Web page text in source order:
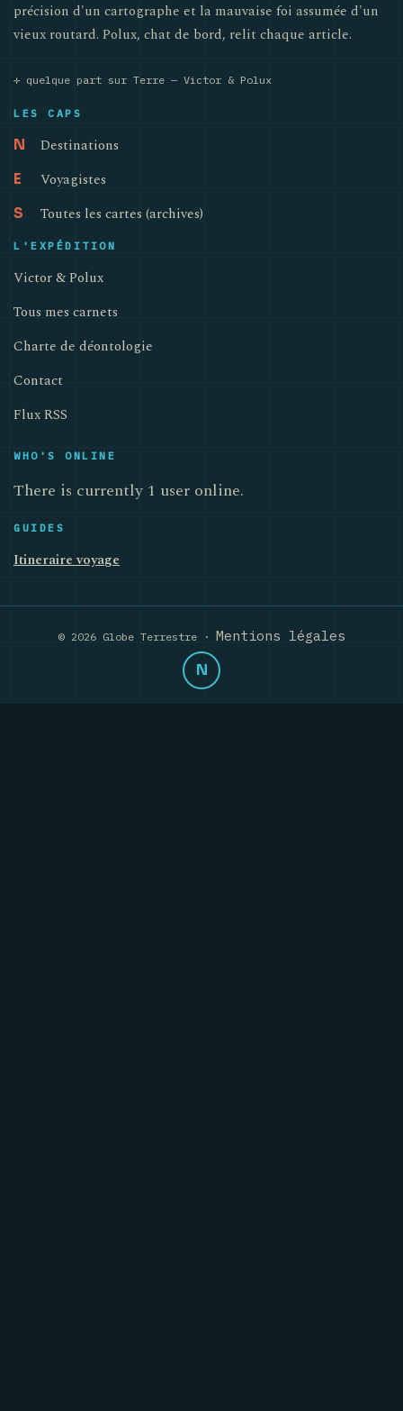
précision d'un cartographe et la mauvaise foi assumée d'un
vieux routard. Polux, chat de bord, relit chaque article.
✛ quelque part sur Terre — Victor & Polux
LES CAPS
N Destinations
E Voyagistes
S Toutes les cartes (archives)
L'EXPÉDITION
Victor & Polux
Tous mes carnets
Charte de déontologie
Contact
Flux RSS
WHO'S ONLINE
There is currently 1 user online.
GUIDES
Itineraire voyage
© 2026 Globe Terrestre · Mentions légales
N